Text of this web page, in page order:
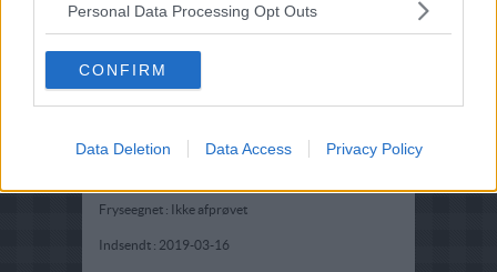
Personal Data Processing Opt Outs
CONFIRM
Data Deletion Data Access Privacy Policy
Brød boller kiks Diverse brød, boller og kiks
Fryseegnet : Ikke afprøvet
Indsendt : 2019-03-16